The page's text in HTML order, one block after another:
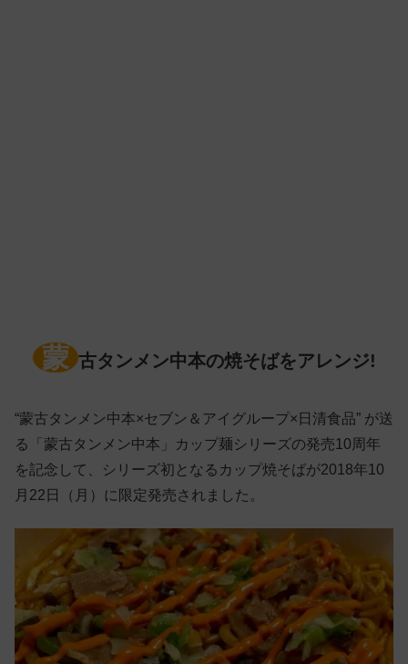
蒙 古タンメン中本の焼そばをアレンジ!
“蒙古タンメン中本×セブン＆アイグループ×日清食品” が送
る「蒙古タンメン中本」カップ麺シリーズの発売10周年
を記念して、シリーズ初となるカップ焼そばが2018年10
月22日（月）に限定発売されました。